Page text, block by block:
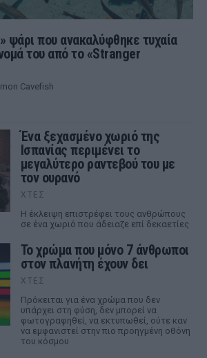
ψάρι που ανακαλύφθηκε τυχαία
του από το «Stranger
Cavefish
Ένα ξεχασμένο χωριό της
Ισπανίας περιμένει το
μεγαλύτερο ραντεβού του με
τον ουρανό
ΧΤΕΣ
Η έκλειψη επιστρέφει τους ανθρώπους
σε ένα χωριό που άδειαζε επί δεκαετίες
Το χρώμα που μόνο 7 άνθρωποι
στον πλανήτη έχουν δει
ΧΤΕΣ
Πρόκειται για ένα χρώμα που δεν
υπάρχει στη φύση, δεν μπορεί να
φωτογραφηθεί, να εκτυπωθεί, ούτε καν
να εμφανιστεί στην πιο προηγμένη οθόνη
του κόσμου